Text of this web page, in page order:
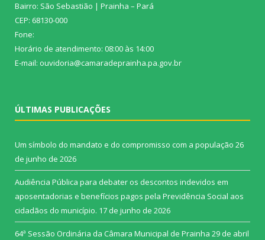
Bairro: São Sebastião | Prainha – Pará
CEP: 68130-000
Fone:
Horário de atendimento: 08:00 às 14:00
E-mail: ouvidoria@camaradeprainha.pa.gov.br
ÚLTIMAS PUBLICAÇÕES
Um símbolo do mandato e do compromisso com a população 26
de junho de 2026
Audiência Pública para debater os descontos indevidos em
aposentadorias e benefícios pagos pela Previdência Social aos
cidadãos do município. 17 de junho de 2026
64ª Sessão Ordinária da Câmara Municipal de Prainha 29 de abril